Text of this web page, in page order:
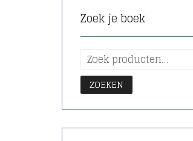
Zoek je boek
ZOEKEN